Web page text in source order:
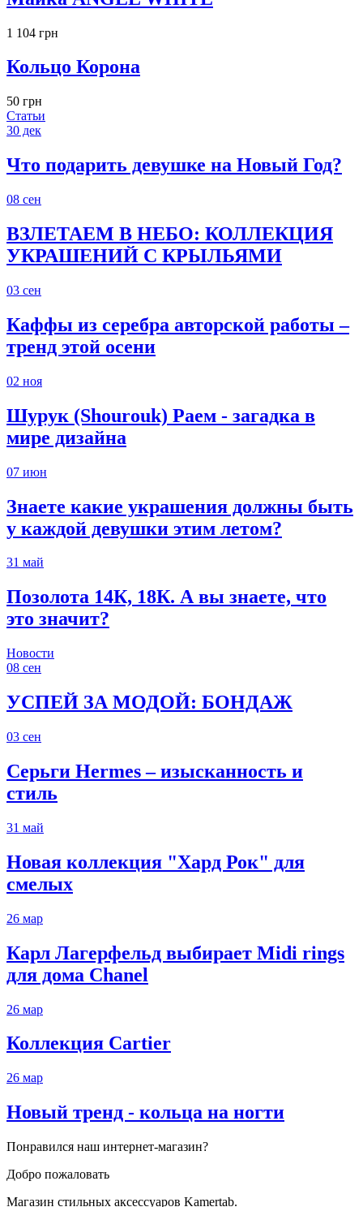
1 104 грн
Кольцо Корона
50 грн
Статьи
30 дек
Что подарить девушке на Новый Год?
08 сен
ВЗЛЕТАЕМ В НЕБО: КОЛЛЕКЦИЯ
УКРАШЕНИЙ С КРЫЛЬЯМИ
03 сен
Каффы из серебра авторской работы –
тренд этой осени
02 ноя
Шурук (Shourouk) Раем - загадка в
мире дизайна
07 июн
Знаете какие украшения должны быть
у каждой девушки этим летом?
31 май
Позолота 14К, 18К. А вы знаете, что
это значит?
Новости
08 сен
УСПЕЙ ЗА МОДОЙ: БОНДАЖ
03 сен
Серьги Hermes – изысканность и
стиль
31 май
Новая коллекция "Хард Рок" для
смелых
26 мар
Карл Лагерфельд выбирает Midi rings
для дома Chanel
26 мар
Коллекция Cartier
26 мар
Новый тренд - кольца на ногти
Понравился наш интернет-магазин?
Добро пожаловать
Магазин стильных аксессуаров Kamertab.